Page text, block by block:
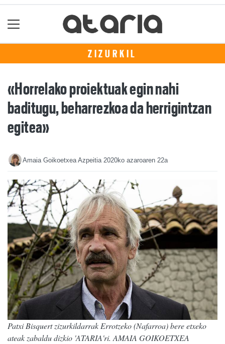
ZIZURKIL
«Horrelako proiektuak egin nahi
baditugu, beharrezkoa da herrigintzan
egitea»
Amaia Goikoetxea Azpeitia 2020ko azaroaren 22a
Patxi Bisquert zizurkildarrak Errotzeko (Nafarroa) bere etxeko
ateak zabaldu dizkio 'ATARIA'ri. AMAIA GOIKOETXEA